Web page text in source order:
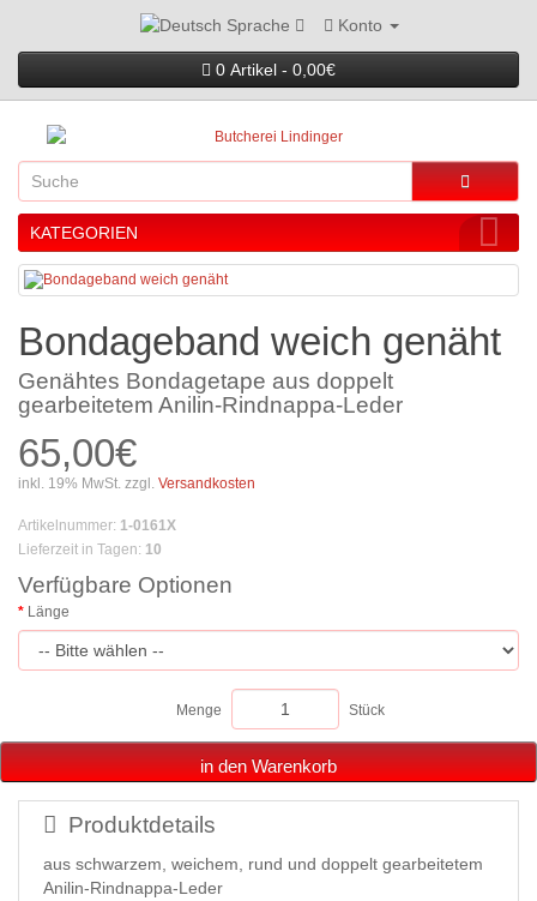
Sprache Konto
0 Artikel - 0,00€
KATEGORIEN
Bondageband weich genäht
Genähtes Bondagetape aus doppelt
gearbeitetem Anilin-Rindnappa-Leder
65,00€
inkl. 19% MwSt. zzgl. Versandkosten
Artikelnummer: 1-0161X
Lieferzeit in Tagen: 10
Verfügbare Optionen
Länge
Menge Stück
in den Warenkorb
Produktdetails
aus schwarzem, weichem, rund und doppelt gearbeitetem
Anilin-Rindnappa-Leder